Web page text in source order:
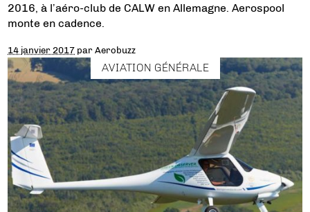
2016, à l’aéro-club de CALW en Allemagne. Aerospool
monte en cadence.
14 janvier 2017 parAerobuzz
AVIATION GÉNÉRALE